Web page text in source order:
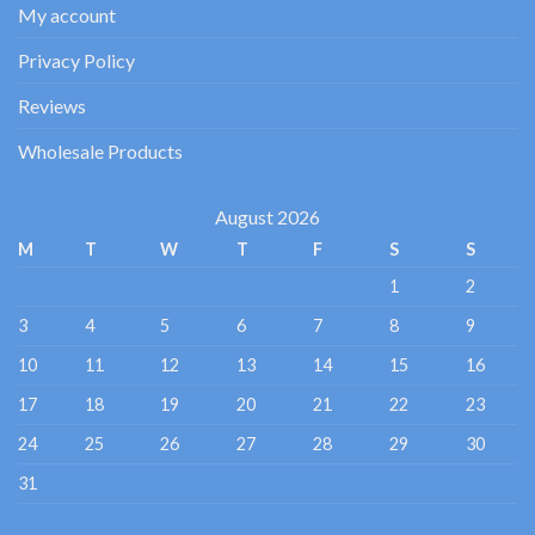
My account
Privacy Policy
Reviews
Wholesale Products
August 2026
M T W T F S
S
1
2
3
4 5 6 7 8
9
10
11 12 13 14 15
16
17
18 19 20 21 22
23
24
25 26 27 28 29
30
31